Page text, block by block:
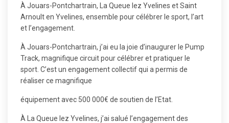
À Jouars-Pontchartrain, La Queue lez Yvelines et Saint
Arnoult en Yvelines, ensemble pour célébrer le sport, l’art
et l’engagement.
À Jouars-Pontchartrain, j’ai eu la joie d’inaugurer le Pump
Track, magnifique circuit pour célébrer et pratiquer le
sport. C’est un engagement collectif qui a permis de
réaliser ce magnifique
équipement avec 500 000€ de soutien de l’Etat.
À La Queue lez Yvelines, j’ai salué l’engagement des